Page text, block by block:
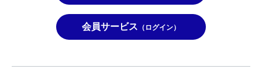
会員サービス （ログイン）